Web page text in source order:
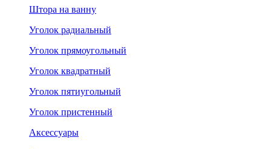
Штора на ванну
Уголок радиальный
Уголок прямоугольный
Уголок квадратный
Уголок пятиугольный
Уголок пристенный
Аксессуары